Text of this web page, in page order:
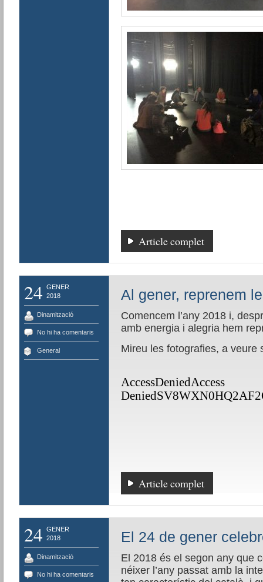
Article complet
24 GENER
2018
Dinamització
No hi ha comentaris
General
Al gener, reprenem
Comencem l’any 2018 i,
amb energia i alegria hem
Mireu les fotografies, a veure
Article complet
24 GENER
2018
Dinamització
No hi ha comentaris
El 24 de gener
El 2018 és el segon any que
néixer l’any passat amb la